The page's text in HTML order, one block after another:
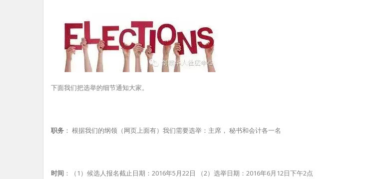
下面我们把选举的细节通知大家。
职务 ： 根据我们的纲领（网页上面有）我们需要选举：主席， 秘书和会计各一名
时间 ：（1）候选人报名截止日期：2016年5月22日 （2）选举日期：2016年6月12日下午2点